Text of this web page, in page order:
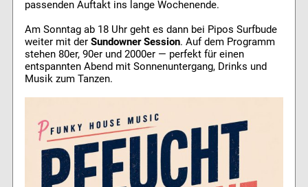
passenden Auftakt ins lange Wochenende.
Am Sonntag ab 18 Uhr geht es dann bei Pipos Surfbude
weiter mit der Sundowner Session. Auf dem Programm
stehen 80er, 90er und 2000er — perfekt für einen
entspannten Abend mit Sonnenuntergang, Drinks und
Musik zum Tanzen.